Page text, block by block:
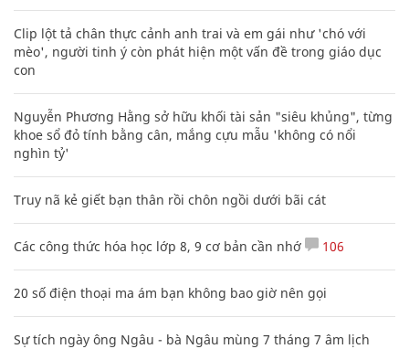
Clip lột tả chân thực cảnh anh trai và em gái như 'chó với
mèo', người tinh ý còn phát hiện một vấn đề trong giáo dục
con
Nguyễn Phương Hằng sở hữu khối tài sản "siêu khủng", từng
khoe sổ đỏ tính bằng cân, mắng cựu mẫu 'không có nổi
nghìn tỷ'
Truy nã kẻ giết bạn thân rồi chôn ngồi dưới bãi cát
Các công thức hóa học lớp 8, 9 cơ bản cần nhớ 106
20 số điện thoại ma ám bạn không bao giờ nên gọi
Sự tích ngày ông Ngâu - bà Ngâu mùng 7 tháng 7 âm lịch